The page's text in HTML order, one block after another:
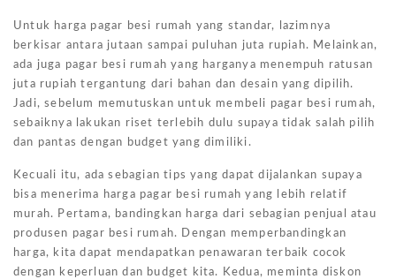
Untuk harga pagar besi rumah yang standar, lazimnya
berkisar antara jutaan sampai puluhan juta rupiah. Melainkan,
ada juga pagar besi rumah yang harganya menempuh ratusan
juta rupiah tergantung dari bahan dan desain yang dipilih.
Jadi, sebelum memutuskan untuk membeli pagar besi rumah,
sebaiknya lakukan riset terlebih dulu supaya tidak salah pilih
dan pantas dengan budget yang dimiliki.
Kecuali itu, ada sebagian tips yang dapat dijalankan supaya
bisa menerima harga pagar besi rumah yang lebih relatif
murah. Pertama, bandingkan harga dari sebagian penjual atau
produsen pagar besi rumah. Dengan memperbandingkan
harga, kita dapat mendapatkan penawaran terbaik cocok
dengan keperluan dan budget kita. Kedua, meminta diskon